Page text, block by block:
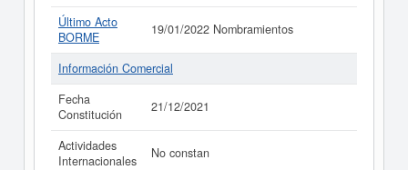
Último Acto
BORME
19/01/2022 Nombramientos
Información Comercial
Fecha
Constitución
21/12/2021
Actividades
Internacionales
No constan